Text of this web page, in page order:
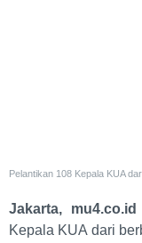
Pelantikan 108 Kepala KUA
Jakarta, mu4.co.id
Kepala KUA dari